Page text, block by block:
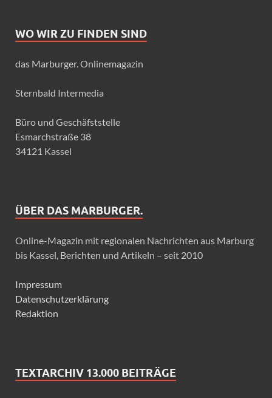
WO WIR ZU FINDEN SIND
das Marburger. Onlinemagazin
Sternbald Intermedia
Büro und Geschäfststelle
Esmarchstraße 38
34121 Kassel
ÜBER DAS MARBURGER.
Online-Magazin mit regionalen Nachrichten aus Marburg
bis Kassel, Berichten und Artikeln – seit 2010
Impressum
Datenschutzerklärung
Redaktion
TEXTARCHIV 13.000 BEITRÄGE